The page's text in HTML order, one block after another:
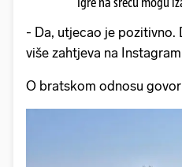
- Da, utjecao je pozitivno.
više zahtjeva na
O bratskom odnosu